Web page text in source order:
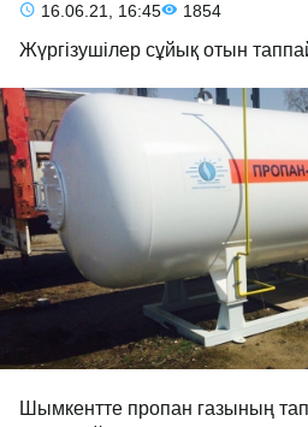
16.06.21, 16:45 1854
Жүргізушілер сұйық отын
Шымкентте пропан газының